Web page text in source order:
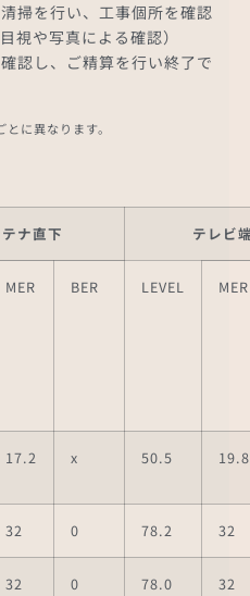
掃を行い、工事個所を確認
視や写真による確認）
認し、ご精算を行い終了で
に異なります。
ナ直下 テレビ
MER BER LEVEL MER
17.2 x 50.5 19.8
32 0 78.2 32
32 0 78.0 32